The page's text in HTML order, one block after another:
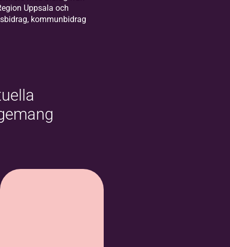
Uppsala och
kommunbidrag